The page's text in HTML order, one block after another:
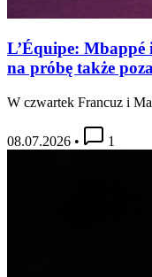
L’Équipe:
na próbę także
W czwartek Francuz i
08.07.2026 • 1